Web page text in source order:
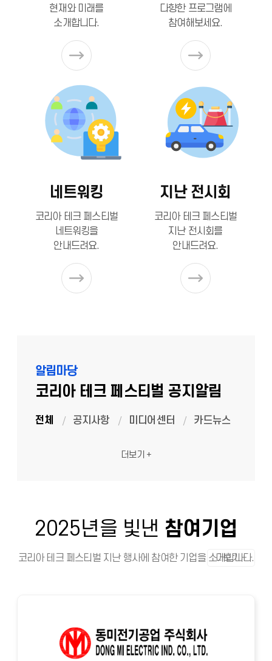
현재와 미래를
소개합니다.
다향한 프로그램에
참여해보세요.
네트워킹
코리아 테크 페스티벌
네트워킹을
안내드려요.
지난 전시회
코리아 테크 페스티벌
지난 전시회를
안내드려요.
알림마당
코리아 테크 페스티벌 공지알림
전체 공지사항 미디어센터 카드뉴스
더보기 +
2025년을 빛낸 참여기업
코리아 테크 페스티벌 지난 행사에 참여한 기업을 소개합니다.
더보기 +